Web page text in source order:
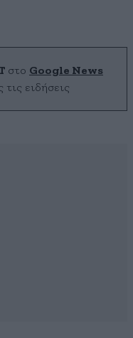
στο Google News
ειδήσεις